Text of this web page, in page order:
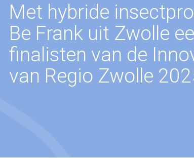
Met hybride
Be Frank uit Zwolle
finalisten van de
van Regio Zwolle